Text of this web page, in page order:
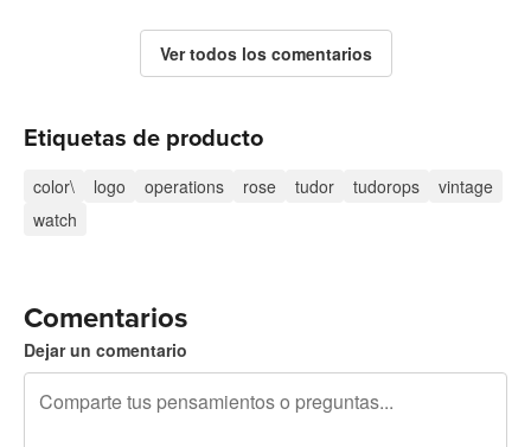
Ver todos los comentarios
Etiquetas de producto
color\ logo operations rose tudor tudorops
vintage
watch
Comentarios
Dejar un comentario